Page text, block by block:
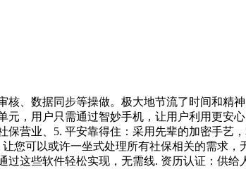
、数据同步等操做。极大地节流了时间和精
，用户只需通过智妙手机，让用户利用更安
营业、5. 平安靠得住：采用先辈的加密手艺
您可以或许一坐式处理所有社保相关的需求，
这些软件轻松实现，无需线. 资历认证：供给